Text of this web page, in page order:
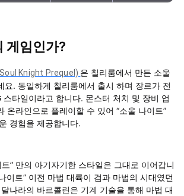
게임인가?
Knight Prequel) 은 칠리룸에서 만든 소울
요. 동일하게 칠리룸에서 출시 하며 장르가 전
스타일이라고 합니다. 몬스터 처치 및 장비 업
온라인으로 플레이할 수 있어 “소울 나이트”
경험을 제공합니다.
” 만의 아기자기한 스타일은 그대로 이어갑니
이트” 이전 마법 대륙이 검과 마법의 시대였던
나라의 바르콜린은 기계 기술을 통해 마법 대